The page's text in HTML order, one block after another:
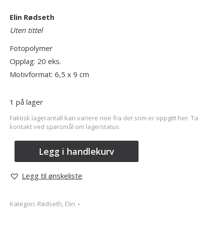
Elin Rødseth
Uten tittel
Fotopolymer
Opplag: 20 eks.
Motivformat: 6,5 x 9 cm
1 på lager
Faktisk lagerantall kan variere noe fra det som er oppgitt her. Ta
kontakt ved spørsmål om lagerstatus.
Legg i handlekurv
Legg til ønskeliste
Kategori: Rødseth, Elin